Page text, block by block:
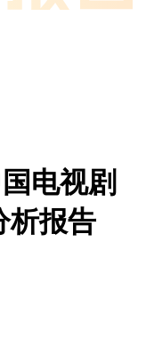
电视剧
析报告